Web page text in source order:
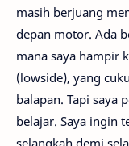
masih berjuang
depan motor. Ada
mana saya hampir
(lowside), yang
balapan. Tapi saya
belajar. Saya ingin